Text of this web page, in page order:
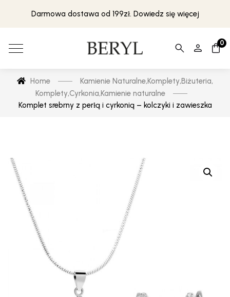
Darmowa dostawa od 199zł. Dowiedz się więcej
0
Home Kamienie Naturalne,Komplety,Biżuteria,
Komplety,Cyrkonia,Kamienie naturalne
Komplet srebrny z perłą i cyrkonią – kolczyki i zawieszka